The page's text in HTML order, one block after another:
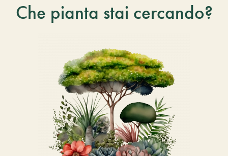
Che pianta stai cercando?